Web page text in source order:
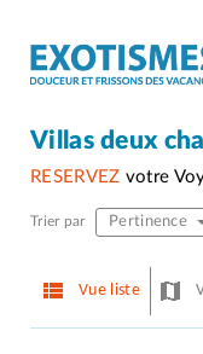
Villas deux
RESERVEZ votre
Trier par Pertinence
Vue liste